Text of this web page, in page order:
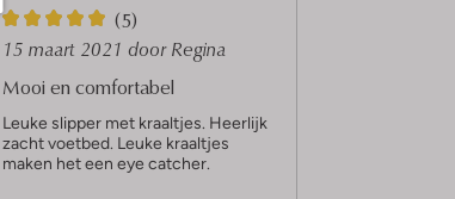
5
S
t
e
r
(5)
15 maart 2021 door Regina
Mooi en comfortabel
Leuke slipper met kraaltjes. Heerlijk
zacht voetbed. Leuke kraaltjes
maken het een eye catcher.